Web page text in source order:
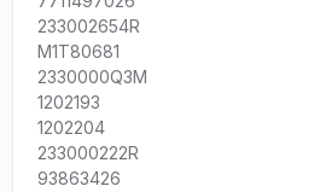
233002654R
M1T80681
2330000Q3M
1202193
1202204
233000222R
93863426